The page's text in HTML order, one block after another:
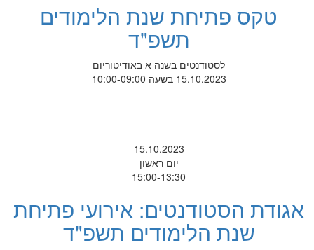
טקס פתיחת שנת הלימודים
תשפ"ד
לסטודנטים בשנה א באודיטוריום
15.10.2023 בשעה 10:00-09:00
15.10.2023
יום ראשון
15:00-13:30
אגודת הסטודנטים: אירועי פתיחת
שנת הלימודים תשפ"ד